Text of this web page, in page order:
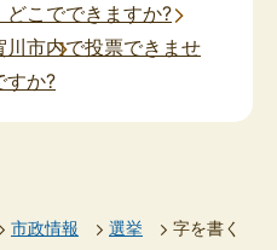
こでできますか?
市内で投票できませ
すか?
市政情報 選挙
字を書く